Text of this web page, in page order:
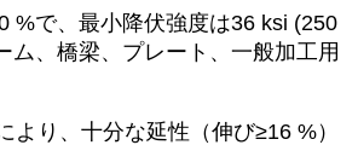
%で、最小降伏強度は36 ksi (250
、橋梁、プレート、一般加工用
り、十分な延性（伸び≥16 %）